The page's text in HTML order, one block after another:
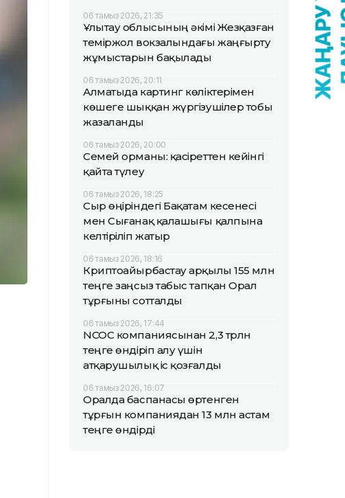
06 тамыз 2026, 21:35
Ұлытау облысының әкімі Жезқазған
теміржол вокзалындағы жаңғырту
жұмыстарын бақылады
06 тамыз 2026, 20:11
Алматыда картинг көліктерімен
көшеге шыққан жүргізушілер тобы
жазаланды
06 тамыз 2026, 20:00
Семей орманы: қасіреттен кейінгі
қайта түлеу
06 тамыз 2026, 18:25
Сыр өңіріндегі Бақатам кесенесі
мен Сығанақ қалашығы қалпына
келтіріліп жатыр
06 тамыз 2026, 18:16
Криптоайырбастау арқылы 155 млн
теңге заңсыз табыс тапқан Орал
тұрғыны сотталды
06 тамыз 2026, 17:44
NCOC компаниясынан 2,3 трлн
теңге өндіріп алу үшін
атқарушылық іс қозғалды
06 тамыз 2026, 16:07
Оралда баспанасы өртенген
тұрғын компаниядан 13 млн астам
теңге өндірді